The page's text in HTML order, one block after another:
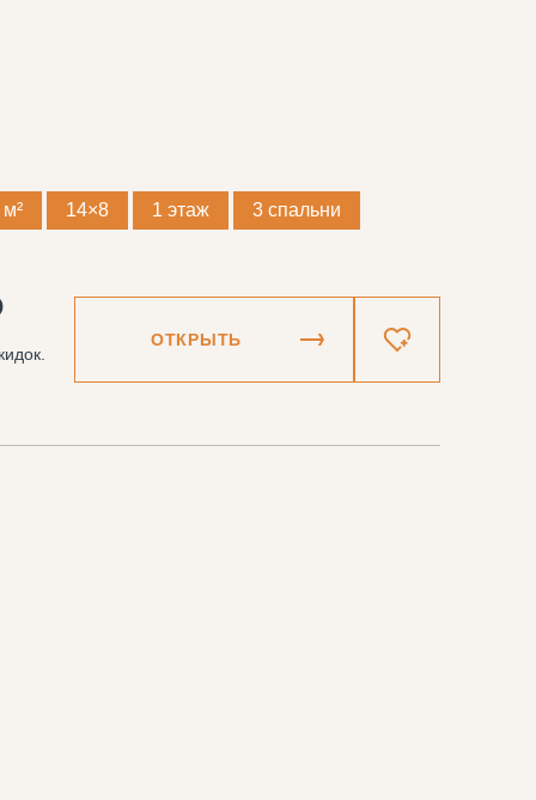
14×8 1 этаж 3 спальни
ОТКРЫТЬ